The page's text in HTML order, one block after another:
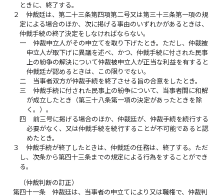
ときに、終了する。
２
仲裁廷は、第二十三条第四項第二号又は第三十三条第一項の規
定による場合のほか、次に掲げる事由のいずれかがあるときは、
仲裁手続の終了決定をしなければならない。
一
仲裁申立人がその申立てを取り下げたとき。ただし、仲裁被
申立人が取下げに異議を述べ、かつ、仲裁手続に付された民事
上の紛争の解決について仲裁被申立人が正当な利益を有すると
仲裁廷が認めるときは、この限りでない。
二
当事者双方が仲裁手続を終了させる旨の合意をしたとき。
三
仲裁手続に付された民事上の紛争について、当事者間に和解
が成立したとき（第三十八条第一項の決定があったときを除
く。）。
四
前三号に掲げる場合のほか、仲裁廷が、仲裁手続を続行する
必要がなく、又は仲裁手続を続行することが不可能であると認
めたとき。
３
仲裁手続が終了したときは、仲裁廷の任務は、終了する。ただ
し、次条から第四十三条までの規定による行為をすることができ
る。
（仲裁判断の訂正）
第四十一条
仲裁廷は、当事者の申立てにより又は職権で、仲裁判